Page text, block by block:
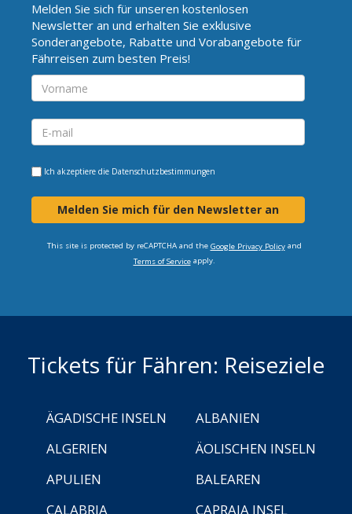
Melden Sie sich für unseren kostenlosen
Newsletter an und erhalten Sie exklusive
Sonderangebote, Rabatte und Vorabangebote für
Fährreisen zum besten Preis!
Ich akzeptiere die Datenschutzbestimmungen
Melden Sie mich für den Newsletter an
This site is protected by reCAPTCHA and the Google Privacy Policyand
Terms of Serviceapply.
Tickets für Fähren: Reiseziele
ÄGADISCHE INSELN
ALBANIEN
ALGERIEN
ÄOLISCHEN INSELN
APULIEN
BALEAREN
CALABRIA
CAPRAIA INSEL